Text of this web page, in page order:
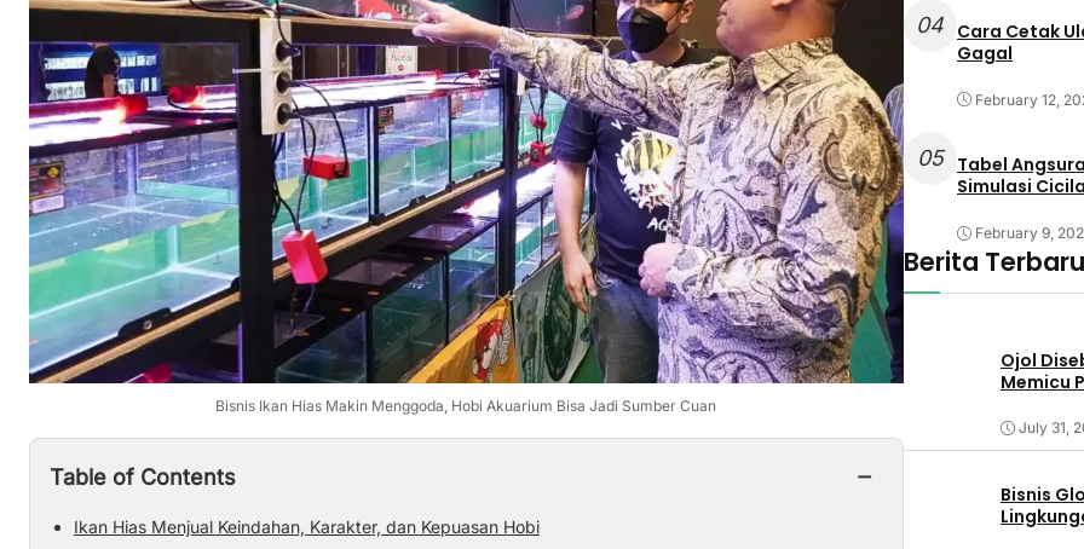
Bisnis Ikan Hias Makin Menggoda, Hobi Akuarium Bisa Jadi Sumber Cuan
Table of Contents −
Ikan Hias Menjual Keindahan, Karakter, dan Kepuasan Hobi
04 Cara Cetak
Gagal
February 12,
05
Tabel
Simulasi
February 9,
Berita Terbaru
Ojol
Memicu
July 31,
Bisnis